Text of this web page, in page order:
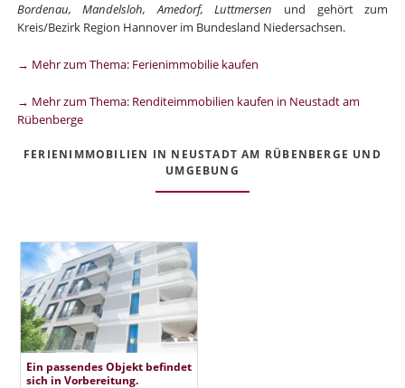
Bordenau, Mandelsloh, Amedorf, Luttmersen und gehört zum
Kreis/Bezirk Region Hannover im Bundesland Niedersachsen.
→ Mehr zum Thema: Ferienimmobilie kaufen
→ Mehr zum Thema: Renditeimmobilien kaufen in Neustadt am
Rübenberge
FERIENIMMOBILIEN IN NEUSTADT AM RÜBENBERGE UND
UMGEBUNG
Ein passendes Objekt befindet
sich in Vorbereitung.